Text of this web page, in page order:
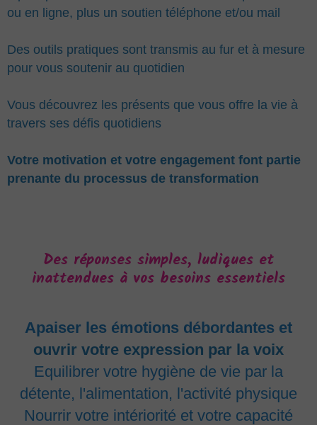
ou en ligne, plus un soutien téléphone et/ou mail
Des outils pratiques sont transmis au fur et à mesure
pour vous soutenir au quotidien
Vous découvrez les présents que vous offre la vie à
travers ses défis quotidiens
Votre motivation et votre engagement font partie
prenante du processus de transformation
Des réponses simples, ludiques et
inattendues à vos besoins essentiels
Apaiser les émotions débordantes et
ouvrir votre expression par la voix
Equilibrer votre hygiène de vie par la
détente, l'alimentation, l'activité physique
Nourrir votre intériorité et votre capacité